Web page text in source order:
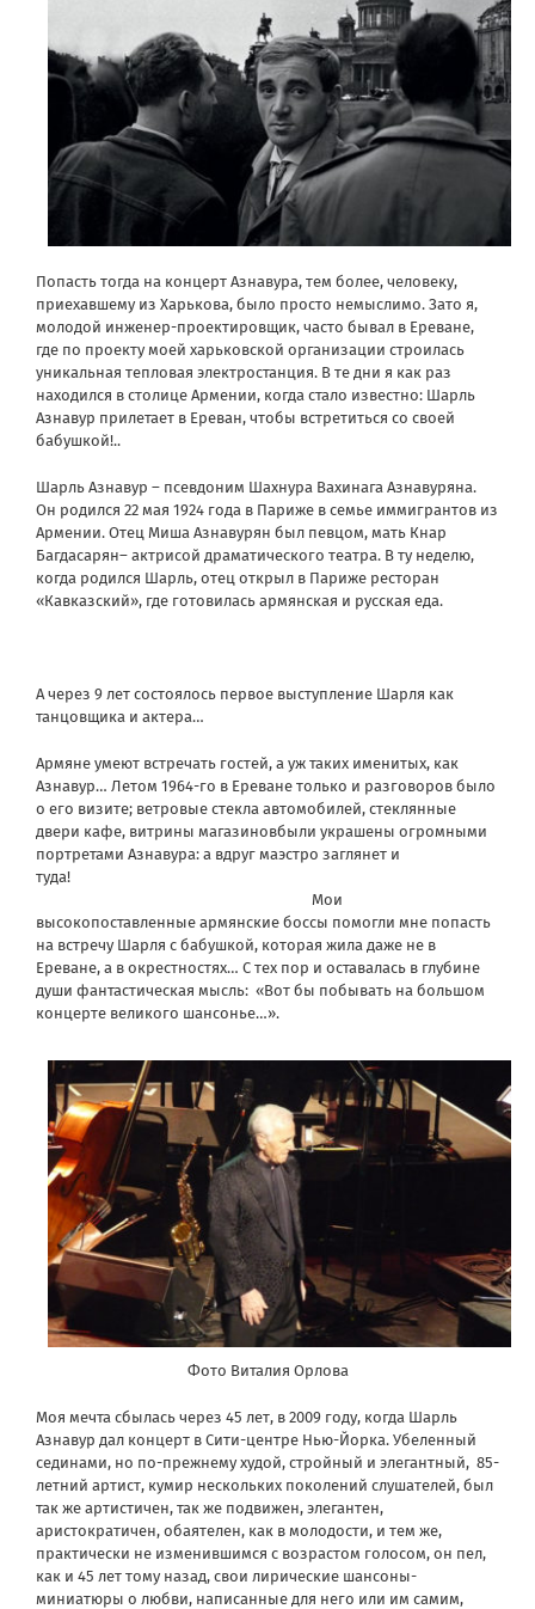
Попасть тогда на концерт Азнавура, тем более, человеку,
приехавшему из Харькова, было просто немыслимо. Зато я,
молодой инженер-проектировщик, часто бывал в Ереване,
где по проекту моей харьковской организации строилась
уникальная тепловая электростанция. В те дни я как раз
находился в столице Армении, когда стало известно: Шарль
Азнавур прилетает в Ереван, чтобы встретиться со своей
бабушкой!..
Шарль Азнавур – псевдоним Шахнура Вахинага Азнавуряна.
Он родился 22 мая 1924 года в Париже в семье иммигрантов из
Армении. Отец Миша Азнавурян был певцом, мать Кнар
Багдасарян– актрисой драматического театра. В ту неделю,
когда родился Шарль, отец открыл в Париже ресторан
«Кавказский», где готовилась армянская и русская еда.
А через 9 лет состоялось первое выступление Шарля как
танцовщика и актера…
Армяне умеют встречать гостей, а уж таких именитых, как
Азнавур… Летом 1964-го в Ереване только и разговоров было
о его визите; ветровые стекла автомобилей, стеклянные
двери кафе, витрины магазиновбыли украшены огромными
портретами Азнавура: а вдруг маэстро заглянет и
туда!
Мои
высокопоставленные армянские боссы помогли мне попасть
на встречу Шарля с бабушкой, которая жила даже не в
Ереване, а в окрестностях… С тех пор и оставалась в глубине
души фантастическая мысль: «Вот бы побывать на большом
концерте великого шансонье…».
Фото Виталия Орлова
Моя мечта сбылась через 45 лет, в 2009 году, когда Шарль
Азнавур дал концерт в Сити-центре Нью-Йорка. Убеленный
сединами, но по-прежнему худой, стройный и элегантный, 85-
летний артист, кумир нескольких поколений слушателей, был
так же артистичен, так же подвижен, элегантен,
аристократичен, обаятелен, как в молодости, и тем же,
практически не изменившимся с возрастом голосом, он пел,
как и 45 лет тому назад, свои лирические шансоны-
миниатюры о любви, написанные для него или им самим,